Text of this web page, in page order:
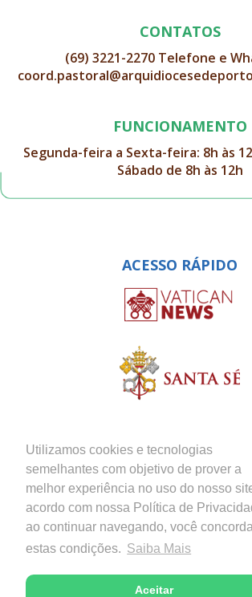
Utilizamos cookies e tecnologias
semelhantes com objetivo de prover a
melhor experiência no uso do nosso
acordo com nossa Política de
ao continuar navegando, você
estas condições. Saiba Mais
Aceitar
CONTATOS
(69) 3221-2270 Telefone e
FUNCIONAMENTO
Segunda-feira a Sexta-feira: 8h às
Sábado de 8h às 12h
ACESSO RÁPIDO
Copyright © 2026 - Arquidiocese de
Desenvolvido com excelência